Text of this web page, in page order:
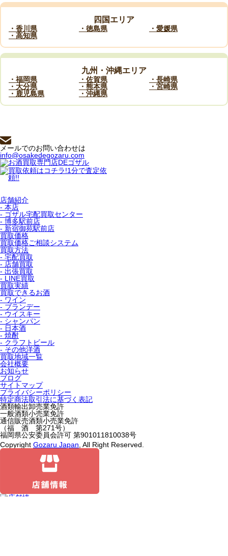
四国エリア
・香川県 ・徳島県
・愛媛県
・高知県
九州・沖縄エリア
・福岡県 ・佐賀県
・長崎県
・大分県
・熊本県
・宮崎県
・鹿児島県
・沖縄県
メールでのお問い合わせは
info@osakedegozaru.com
店舗紹介
- 本店
- ゴザル宅配買取センター
- 博多駅前店
- 新宿御苑駅前店
買取価格
買取価格ご相談システム
買取方法
- 宅配買取
- 店舗買取
- 出張買取
- LINE買取
買取実績
買取できるお酒
- ワイン
- ブランデー
- ウイスキー
- シャンパン
- 日本酒
- 焼酎
- クラフトビール
- その他洋酒
買取地域一覧
会社概要
お知らせ
ブログ
サイトマップ
プライバシーポリシー
特定商法取引法に基づく表記
酒類輸出卸売業免許
一般酒類小売業免許
通信販売酒類小売業免許
（福 酒 第271号）
福岡県公安委員会許可 第901011810038号
Copyright Gozaru Japan , All Right Reserved.